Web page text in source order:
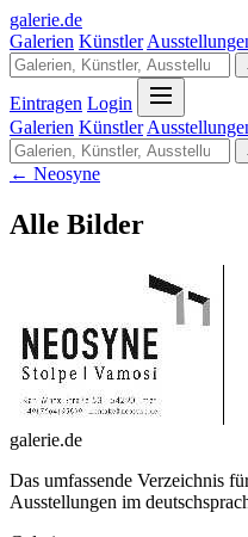
galerie.de
Galerien Künstler
Eintragen Login
Galerien Künstler
← Neosyne
Alle Bilder
galerie.de
Das umfassende Verzeichnis
Ausstellungen im